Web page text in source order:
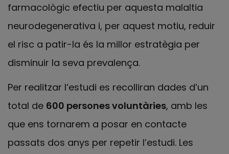
farmacològic efectiu per aquesta malaltia
neurodegenerativa i, per aquest motiu, reduir
el risc a patir-la és la millor estratègia per
disminuir la seva prevalença.
Per realitzar l’estudi es recolliran dades d’un
total de 600 persones voluntàries, amb les
que ens tornarem a posar en contacte
passats dos anys per repetir l’estudi. Les